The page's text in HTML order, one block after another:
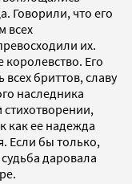
Говорили, что его
всех
их.
королевство. Его
бриттов, славу
наследника
как ее надежда
Если бы только,
даровала